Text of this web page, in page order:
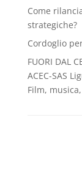
Come
strategiche?
Cordoglio
FUORI DAL
ACEC-SAS
Film,